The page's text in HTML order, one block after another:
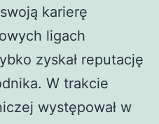
karierę
ligach
zyskał reputację
W trakcie
występował w